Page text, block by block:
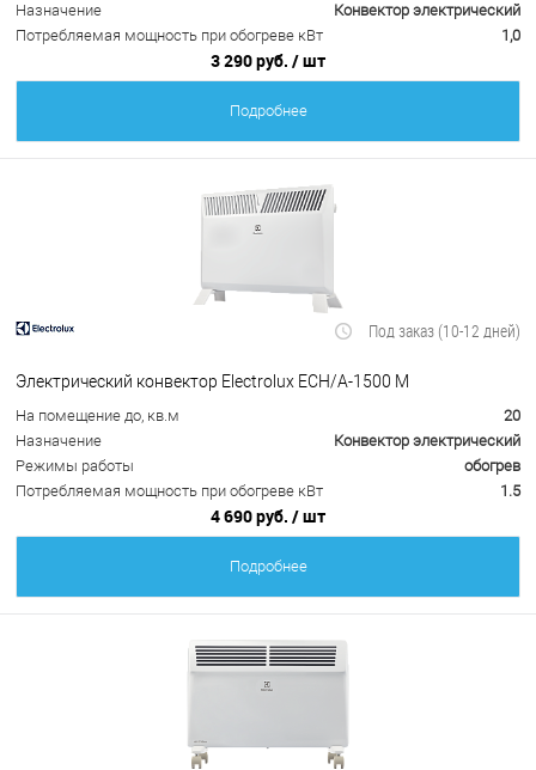
Назначение
Конвектор электрический
Потребляемая мощность при обогреве кВт
1,0
3 290 руб. / шт
Подробнее
Под заказ (10-12 дней)
Электрический конвектор Electrolux ECH/A-1500 M
На помещение до, кв.м
20
Назначение
Конвектор электрический
Режимы работы
обогрев
Потребляемая мощность при обогреве кВт
1.5
4 690 руб. / шт
Подробнее